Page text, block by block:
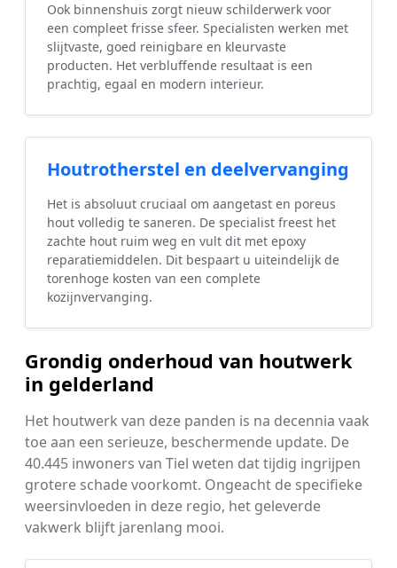
Ook binnenshuis zorgt nieuw schilderwerk voor
een compleet frisse sfeer. Specialisten werken met
slijtvaste, goed reinigbare en kleurvaste
producten. Het verbluffende resultaat is een
prachtig, egaal en modern interieur.
Houtrotherstel en deelvervanging
Het is absoluut cruciaal om aangetast en poreus
hout volledig te saneren. De specialist freest het
zachte hout ruim weg en vult dit met epoxy
reparatiemiddelen. Dit bespaart u uiteindelijk de
torenhoge kosten van een complete
kozijnvervanging.
Grondig onderhoud van houtwerk
in gelderland
Het houtwerk van deze panden is na decennia vaak
toe aan een serieuze, beschermende update. De
40.445 inwoners van Tiel weten dat tijdig ingrijpen
grotere schade voorkomt. Ongeacht de specifieke
weersinvloeden in deze regio, het geleverde
vakwerk blijft jarenlang mooi.